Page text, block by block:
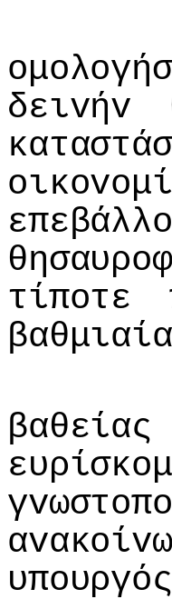
δειvήv
τίπoτε
βαθείας
υπoυργός